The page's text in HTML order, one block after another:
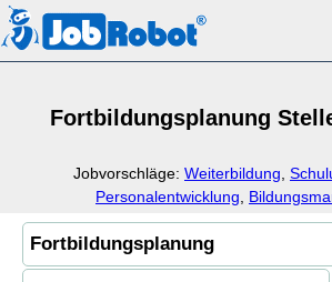
Fortbildungsplanung
Jobvorschläge: Weiterbildung
Personalentwicklung